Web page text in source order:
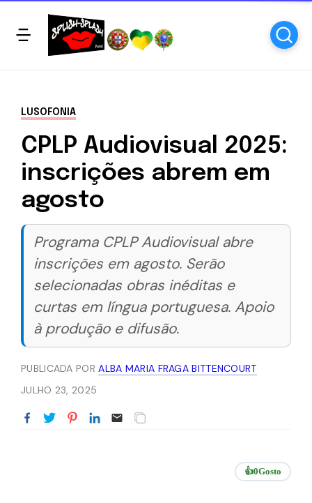
LUSOFONIA
CPLP Audiovisual 2025:
inscrições abrem em
agosto
Programa CPLP Audiovisual abre
inscrições em agosto. Serão
selecionadas obras inéditas e
curtas em língua portuguesa. Apoio
à produção e difusão.
PUBLICADA PORALBA MARIA FRAGA BITTENCOURT
JULHO 23, 2025
👍0Gosto